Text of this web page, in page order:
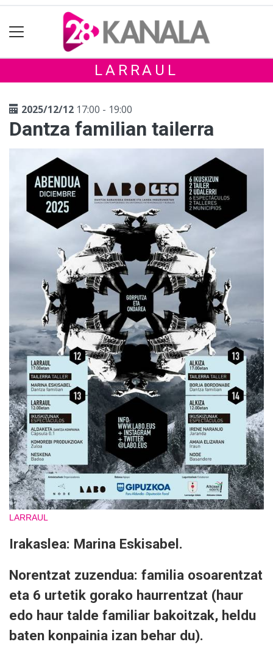
LARRAUL
2025/12/12 17:00 - 19:00
Dantza familian tailerra
LARRAUL
Irakaslea: Marina Eskisabel.
Norentzat zuzendua: familia osoarentzat
eta 6 urtetik gorako haurrentzat (haur
edo haur talde familiar bakoitzak, heldu
baten konpainia izan behar du).